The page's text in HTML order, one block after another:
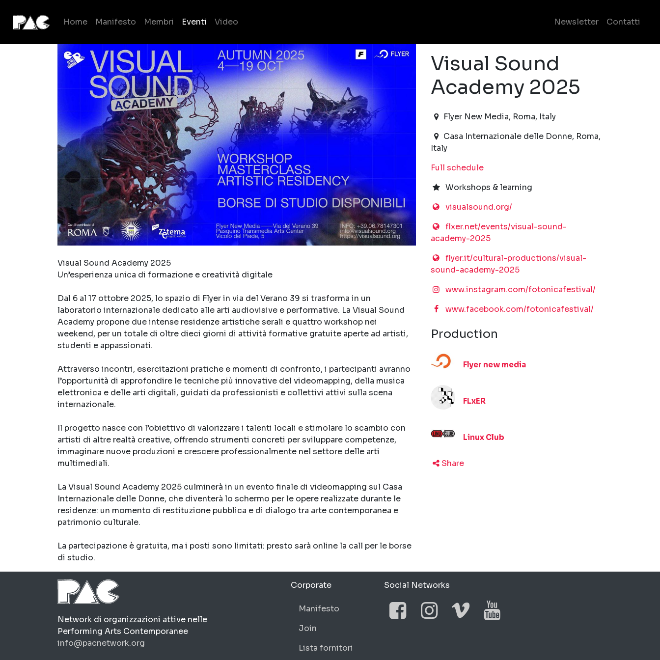
Home Manifesto Membri Eventi Video Newsletter Contatti
Visual Sound Academy 2025
Un’esperienza unica di formazione e creatività digitale
Dal 6 al 17 ottobre 2025, lo spazio di Flyer in via del Verano 39 si trasforma in un
laboratorio internazionale dedicato alle arti audiovisive e performative. La Visual Sound
Academy propone due intense residenze artistiche serali e quattro workshop nei
weekend, per un totale di oltre dieci giorni di attività formative gratuite aperte ad artisti,
studenti e appassionati.
Attraverso incontri, esercitazioni pratiche e momenti di confronto, i partecipanti avranno
l’opportunità di approfondire le tecniche più innovative del videomapping, della musica
elettronica e delle arti digitali, guidati da professionisti e collettivi attivi sulla scena
internazionale.
Il progetto nasce con l’obiettivo di valorizzare i talenti locali e stimolare lo scambio con
artisti di altre realtà creative, offrendo strumenti concreti per sviluppare competenze,
immaginare nuove produzioni e crescere professionalmente nel settore delle arti
multimediali.
La Visual Sound Academy 2025 culminerà in un evento finale di videomapping sul Casa
Internazionale delle Donne, che diventerà lo schermo per le opere realizzate durante le
residenze: un momento di restituzione pubblica e di dialogo tra arte contemporanea e
patrimonio culturale.
La partecipazione è gratuita, ma i posti sono limitati: presto sarà online la call per le borse
di studio.
Visual Sound
Academy 2025
2025-10-04T11:00:00.000Z|2025-10-19T11:00:00.000Z
Flyer New Media, Roma, Italy
Casa Internazionale delle Donne, Roma,
Italy
Full schedule
Workshops & learning
visualsound.org/
flxer.net/events/visual-sound-
academy-2025
flyer.it/cultural-productions/visual-
sound-academy-2025
www.instagram.com/fotonicafestival/
www.facebook.com/fotonicafestival/
Production
Flyer new media
FLxER
Linux Club
Share
PAC
Network di organizzazioni attive nelle
Performing Arts Contemporanee
info@pacnetwork.org
Corporate
Manifesto
Join
Lista fornitori
Social Networks